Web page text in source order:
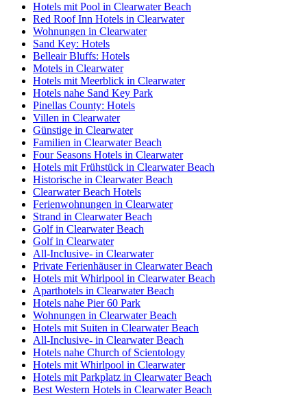
Hotels mit Pool in Clearwater Beach
Red Roof Inn Hotels in Clearwater
Wohnungen in Clearwater
Sand Key: Hotels
Belleair Bluffs: Hotels
Motels in Clearwater
Hotels mit Meerblick in Clearwater
Hotels nahe Sand Key Park
Pinellas County: Hotels
Villen in Clearwater
Günstige in Clearwater
Familien in Clearwater Beach
Four Seasons Hotels in Clearwater
Hotels mit Frühstück in Clearwater Beach
Historische in Clearwater Beach
Clearwater Beach Hotels
Ferienwohnungen in Clearwater
Strand in Clearwater Beach
Golf in Clearwater Beach
Golf in Clearwater
All-Inclusive- in Clearwater
Private Ferienhäuser in Clearwater Beach
Hotels mit Whirlpool in Clearwater Beach
Aparthotels in Clearwater Beach
Hotels nahe Pier 60 Park
Wohnungen in Clearwater Beach
Hotels mit Suiten in Clearwater Beach
All-Inclusive- in Clearwater Beach
Hotels nahe Church of Scientology
Hotels mit Whirlpool in Clearwater
Hotels mit Parkplatz in Clearwater Beach
Best Western Hotels in Clearwater Beach